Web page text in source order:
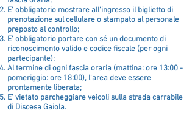
E' obbligatorio mostrare all'ingresso il biglietto di
prenotazione sul cellulare o stampato al personale
preposto al controllo;
E' obbligatorio portare con sé un documento di
riconoscimento valido e codice fiscale (per ogni
partecipante);
Al termine di ogni fascia oraria (mattina: ore 13:00 -
pomeriggio: ore 18:00), l'area deve essere
prontamente liberata;
E' vietato parcheggiare veicoli sulla strada carrabile
di Discesa Gaiola.